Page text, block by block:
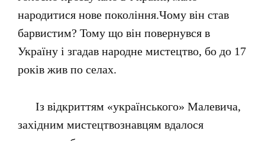
народитися нове покоління.Чому він став
барвистим? Тому що він повернувся в
Україну і згадав народне мистецтво, бо до 17
років жив по селах.
Із відкриттям «українського» Малевича,
західним мистецтвознавцям вдалося